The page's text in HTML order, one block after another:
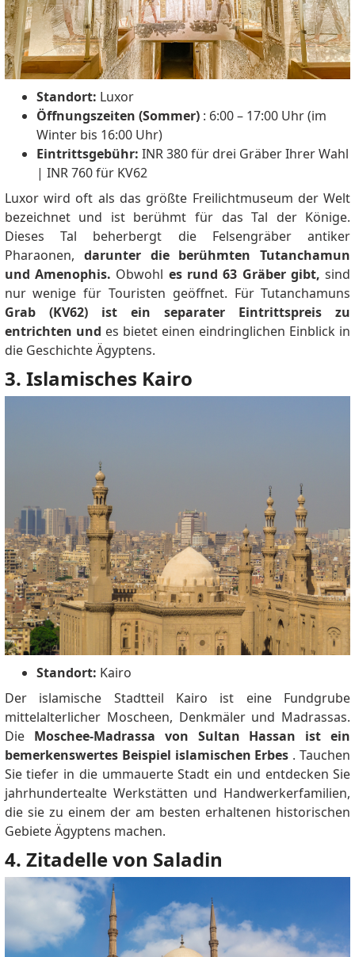
Standort: Luxor
Öffnungszeiten (Sommer): 6:00 – 17:00 Uhr (im
Winter bis 16:00 Uhr)
Eintrittsgebühr: INR 380 für drei Gräber Ihrer Wahl
| INR 760 für KV62
Luxor wird oft als das größte Freilichtmuseum der Welt
bezeichnet und ist berühmt für das Tal der Könige.
Dieses Tal beherbergt die Felsengräber antiker
Pharaonen, darunter die berühmten Tutanchamun
und Amenophis. Obwohl es rund 63 Gräber gibt, sind
nur wenige für Touristen geöffnet. Für Tutanchamuns
Grab (KV62) ist ein separater Eintrittspreis zu
entrichten und es bietet einen eindringlichen Einblick in
die Geschichte Ägyptens.
3. Islamisches Kairo
Standort: Kairo
Der islamische Stadtteil Kairo ist eine Fundgrube
mittelalterlicher Moscheen, Denkmäler und Madrassas.
Die Moschee-Madrassa von Sultan Hassan ist ein
bemerkenswertes Beispiel islamischen Erbes .Tauchen
Sie tiefer in die ummauerte Stadt ein und entdecken Sie
jahrhundertealte Werkstätten und Handwerkerfamilien,
die sie zu einem der am besten erhaltenen historischen
Gebiete Ägyptens machen.
4. Zitadelle von Saladin